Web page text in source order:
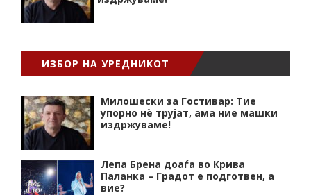
ИЗБОР НА УРЕДНИКОТ
Милошески за Гостивар: Тие
упорно нѐ трујат, ама ние машки
издржуваме!
Лепа Брена доаѓа во Крива
Паланка – Градот е подготвен, а
вие?